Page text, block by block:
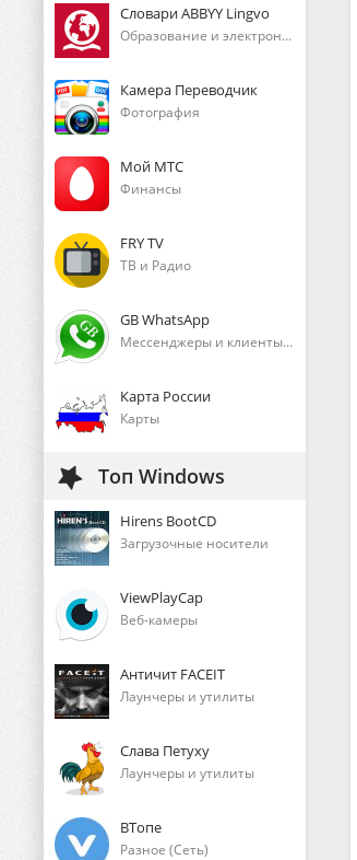
Словари ABBYY Lingvo
Образование и электронные книги
Камера Переводчик
Фотография
Мой МТС
Финансы
FRY TV
ТВ и Радио
GB WhatsApp
Мессенджеры и клиенты голосового общения
Карта России
Карты
Топ Windows
Hirens BootCD
Загрузочные носители
ViewPlayCap
Веб-камеры
Античит FACEIT
Лаунчеры и утилиты
Слава Петуху
Лаунчеры и утилиты
ВТопе
Разное (Сеть)